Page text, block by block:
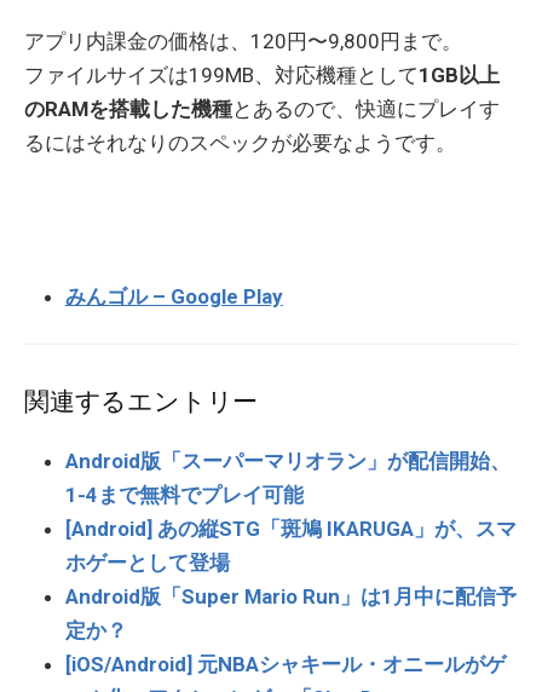
アプリ内課金の価格は、120円〜9,800円まで。
ファイルサイズは199MB、対応機種として1GB以上
のRAMを搭載した機種とあるので、快適にプレイす
るにはそれなりのスペックが必要なようです。
みんゴル – Google Play
関連するエントリー
Android版「スーパーマリオラン」が配信開始、
1-4まで無料でプレイ可能
[Android] あの縦STG「斑鳩 IKARUGA」が、スマ
ホゲーとして登場
Android版「Super Mario Run」は1月中に配信予
定か？
[iOS/Android] 元NBAシャキール・オニールがゲ